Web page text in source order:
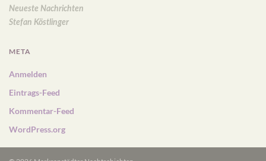
Neueste Nachrichten
Stefan Köstlinger
META
Anmelden
Eintrags-Feed
Kommentar-Feed
WordPress.org